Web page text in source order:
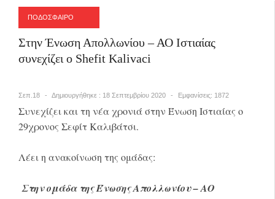
ΠΟΔΟΣΦΑΙΡΟ
Στην Ένωση Απολλωνίου – ΑΟ Ιστιαίας
συνεχίζει ο Shefit Kalivaci
Σεπ.18 Δημιουργήθηκε : 18 Σεπτεμβρίου 2020 Εμφανίσεις: 1872
Συνεχίζει και τη νέα χρονιά στην Ένωση Ιστιαίας ο
29χρονος Σεφίτ Καλιβάτσι.
Λέει η ανακοίνωση της ομάδας:
Στην ομάδα της Ένωσης Απολλωνίου – ΑΟ